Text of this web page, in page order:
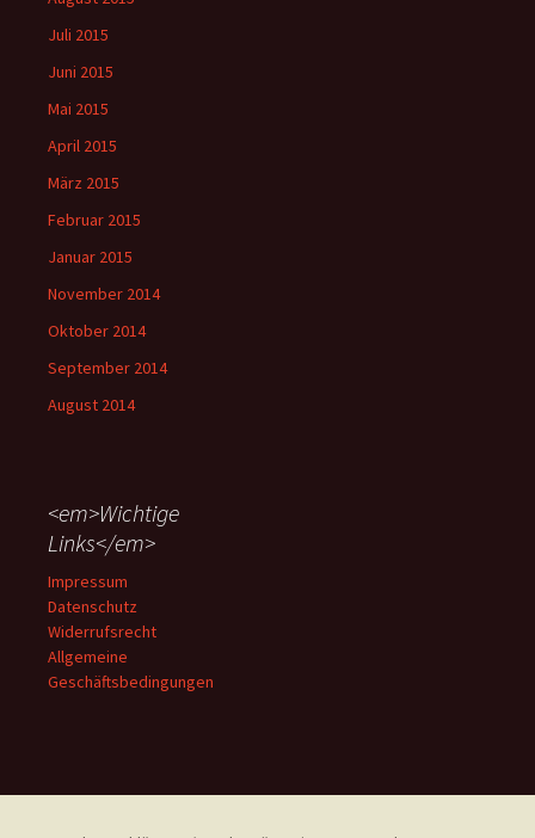
Juli 2015
Juni 2015
Mai 2015
April 2015
März 2015
Februar 2015
Januar 2015
November 2014
Oktober 2014
September 2014
August 2014
<em>Wichtige
Links</em>
Impressum
Datenschutz
Widerrufsrecht
Allgemeine
Geschäftsbedingungen